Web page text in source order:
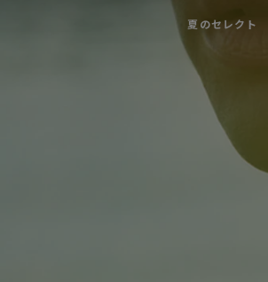
夏のセレクト